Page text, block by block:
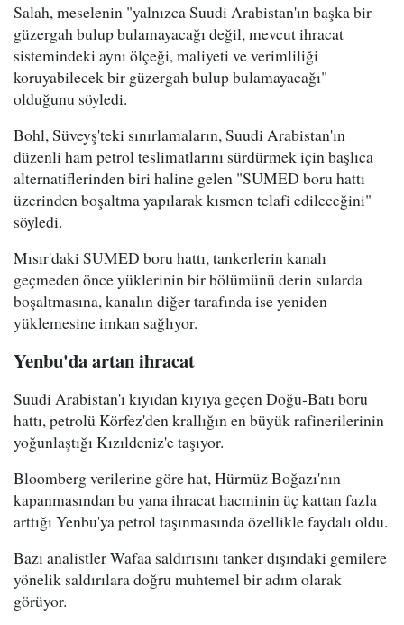
Salah, meselenin "yalnızca Suudi Arabistan'ın başka bir
güzergah bulup bulamayacağı değil, mevcut ihracat
sistemindeki aynı ölçeği, maliyeti ve verimliliği
koruyabilecek bir güzergah bulup bulamayacağı"
olduğunu söyledi.
Bohl, Süveyş'teki sınırlamaların, Suudi Arabistan'ın
düzenli ham petrol teslimatlarını sürdürmek için başlıca
alternatiflerinden biri haline gelen "SUMED boru hattı
üzerinden boşaltma yapılarak kısmen telafi edileceğini"
söyledi.
Mısır'daki SUMED boru hattı, tankerlerin kanalı
geçmeden önce yüklerinin bir bölümünü derin sularda
boşaltmasına, kanalın diğer tarafında ise yeniden
yüklemesine imkan sağlıyor.
Yenbu'da artan ihracat
Suudi Arabistan'ı kıyıdan kıyıya geçen Doğu-Batı boru
hattı, petrolü Körfez'den krallığın en büyük rafinerilerinin
yoğunlaştığı Kızıldeniz'e taşıyor.
Bloomberg verilerine göre hat, Hürmüz Boğazı'nın
kapanmasından bu yana ihracat hacminin üç kattan fazla
arttığı Yenbu'ya petrol taşınmasında özellikle faydalı oldu.
Bazı analistler Wafaa saldırısını tanker dışındaki gemilere
yönelik saldırılara doğru muhtemel bir adım olarak
görüyor.